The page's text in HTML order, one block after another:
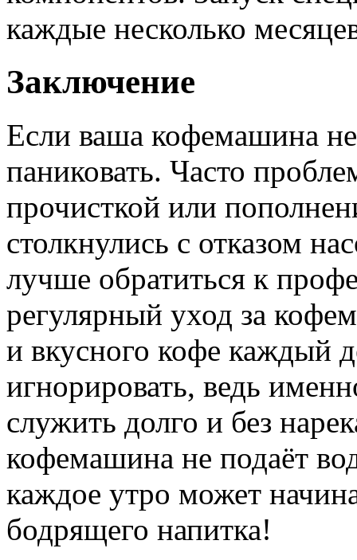
каждые несколько
Заключение
Если ваша кофемашина не
паниковать. Часто
прочисткой или
столкнулись с отказом
лучше обратиться к
регулярный уход за
и вкусного кофе каждый
игнорировать, ведь
служить долго и без
кофемашина не подаёт
каждое утро может
бодрящего напитка!